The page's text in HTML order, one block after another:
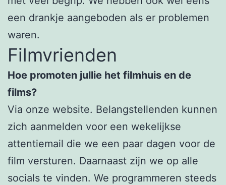
een drankje aangeboden als er problemen
waren.
Filmvrienden
Hoe promoten jullie het filmhuis en de
films?
Via onze website. Belangstellenden kunnen
zich aanmelden voor een wekelijkse
attentiemail die we een paar dagen voor de
film versturen. Daarnaast zijn we op alle
socials te vinden. We programmeren steeds